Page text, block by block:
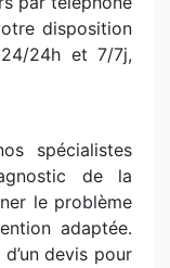
disposition
24h et 7/7j,
spécialistes
de la
le problème
adaptée.
devis pour